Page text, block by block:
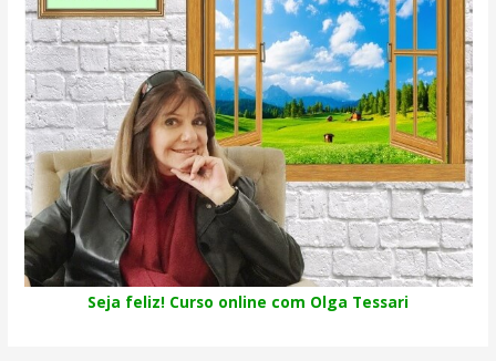
Seja feliz! Curso online com Olga Tessari